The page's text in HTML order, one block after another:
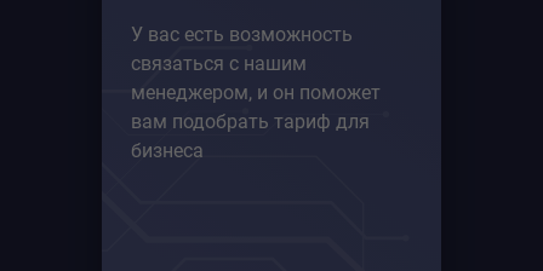
У вас есть возможность
связаться с нашим
менеджером, и он поможет
вам подобрать тариф для
бизнеса